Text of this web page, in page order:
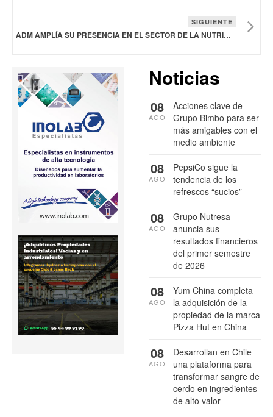
SIGUIENTE
ADM AMPLÍA SU PRESENCIA EN EL SECTOR DE LA NUTRICIÓN ANIMAL EN BRASIL CON UNA NUEVA PLANTA DE PREMEZCLAS
Noticias
Acciones clave de
Grupo Bimbo para ser
más amigables con el
medio ambiente
08
AGO
PepsiCo sigue la
tendencia de los
refrescos “sucios”
08
AGO
Grupo Nutresa
anuncia sus
resultados financieros
del primer semestre
de 2026
08
AGO
Yum China completa
la adquisición de la
propiedad de la marca
Pizza Hut en China
08
AGO
Desarrollan en Chile
una plataforma para
transformar sangre de
cerdo en ingredientes
de alto valor
08
AGO